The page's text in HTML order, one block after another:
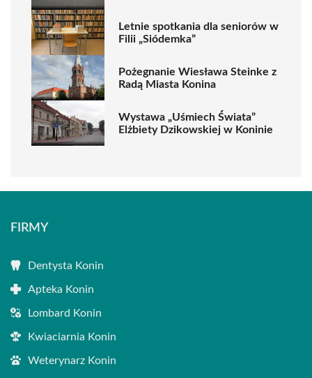
Letnie spotkania dla seniorów w
Filii „Siódemka”
Pożegnanie Wiesława Steinke z
Radą Miasta Konina
Wystawa „Uśmiech Świata”
Elżbiety Dzikowskiej w Koninie
FIRMY
Dentysta Konin
Apteka Konin
Lombard Konin
Kwiaciarnia Konin
Weterynarz Konin